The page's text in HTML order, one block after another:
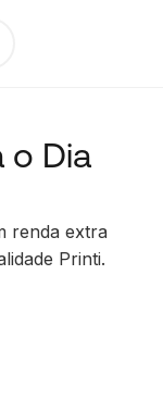
o Dia
renda extra
Printi.